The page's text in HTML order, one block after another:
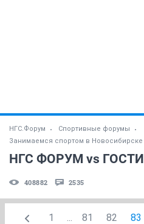
НГС.Форум
Спортивные форумы
Занимаемся спортом в Новосибирске
НГС ФОРУМ vs ГОСТИ
408882 2535
1 ... 81 82 83